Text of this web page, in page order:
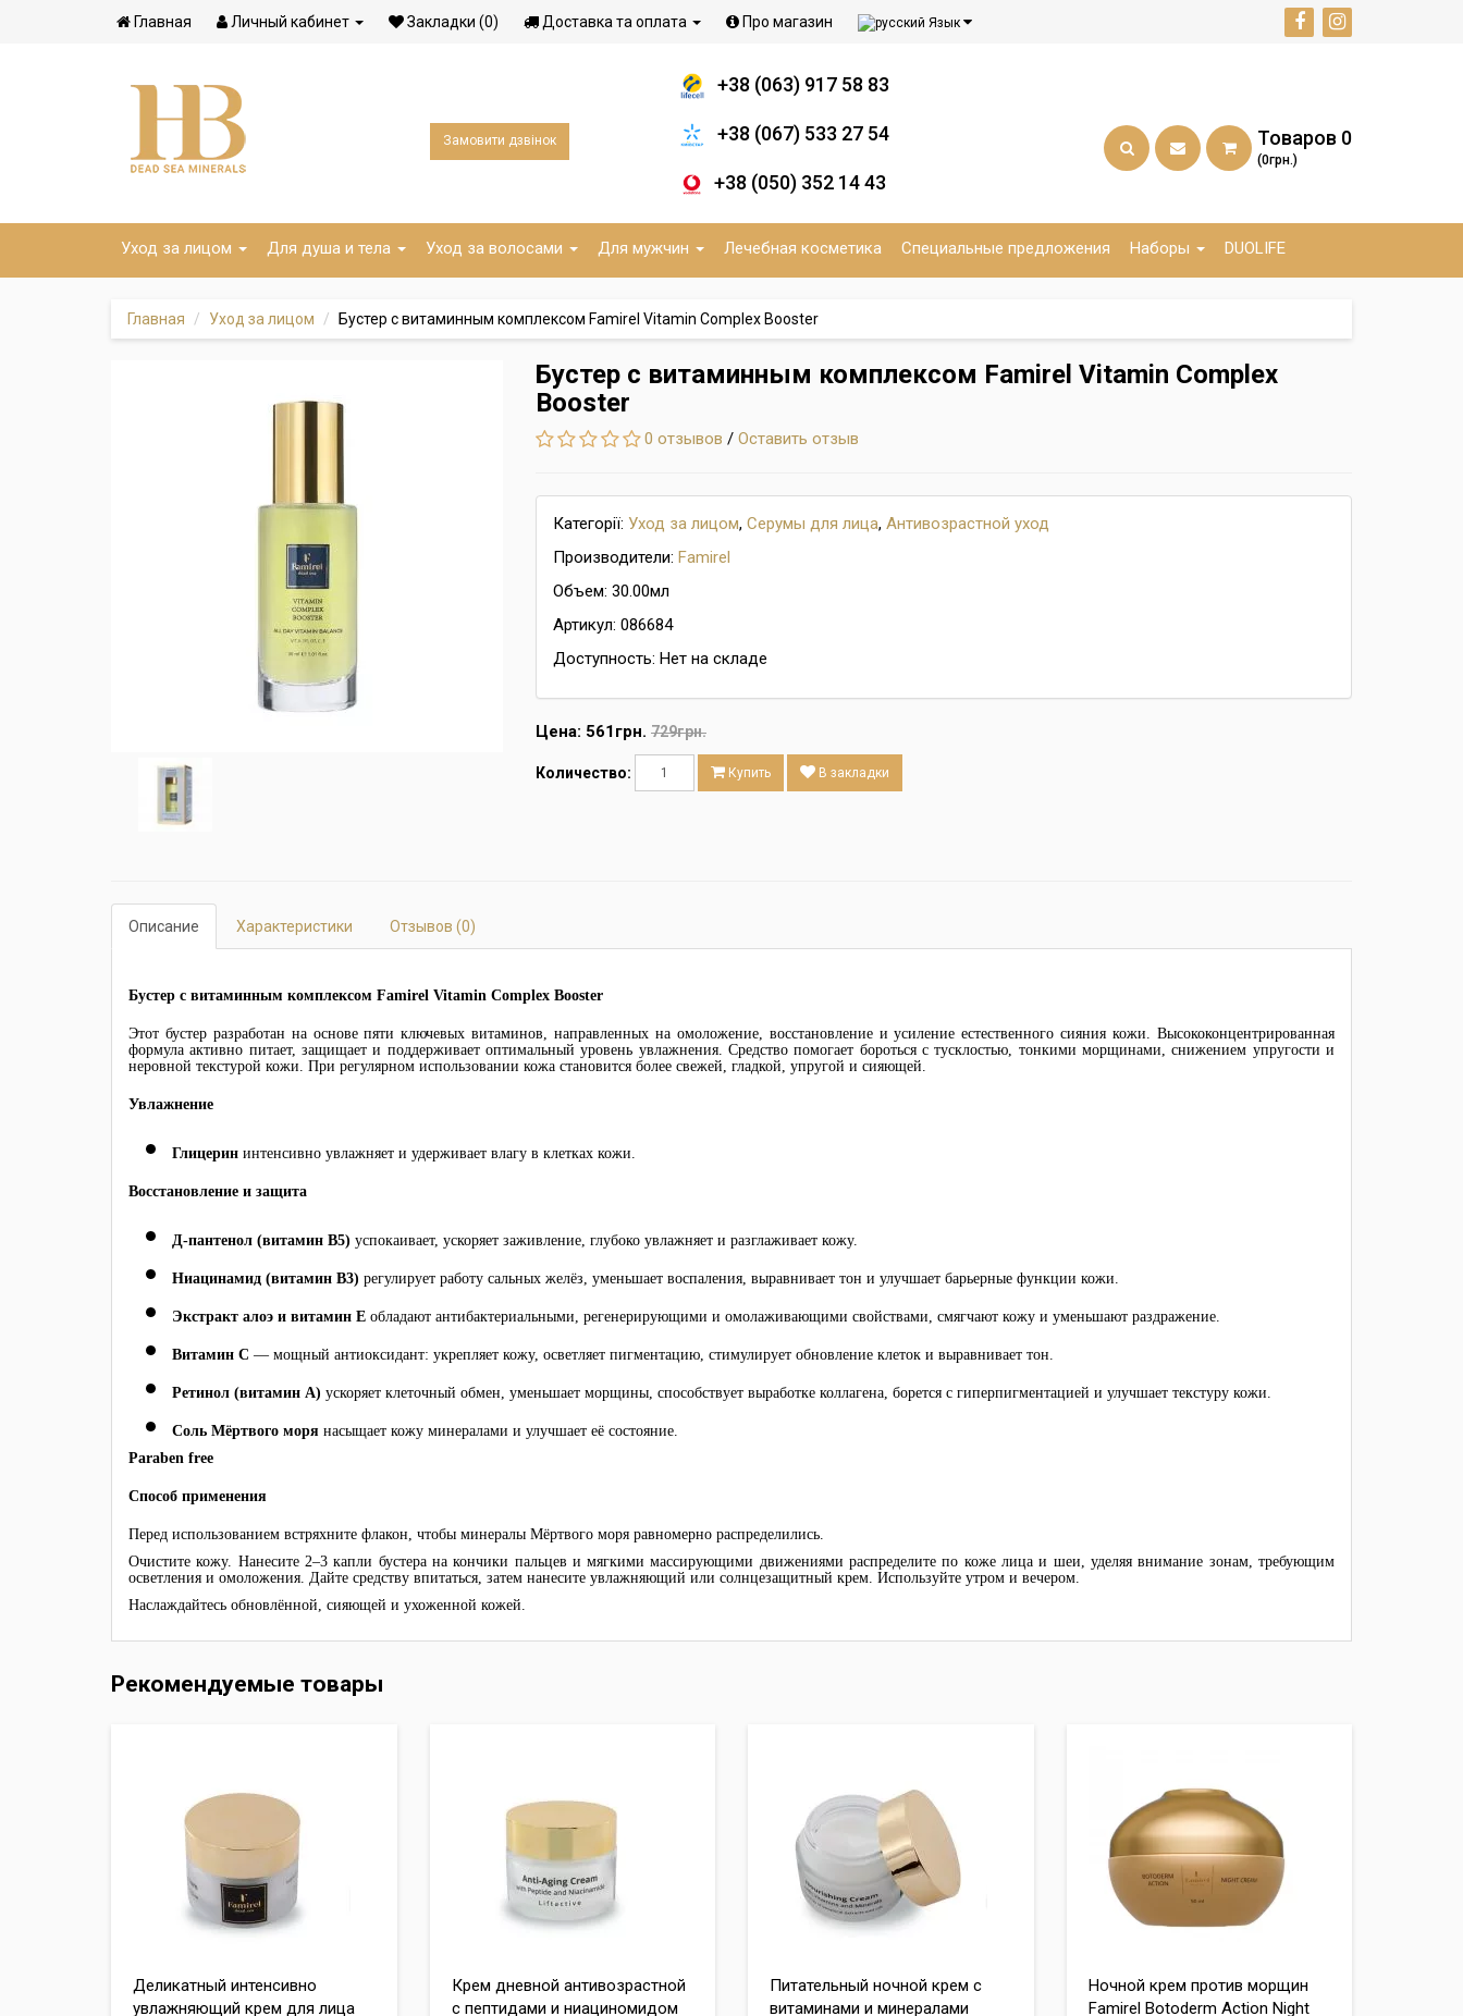
Главная Личный кабинет Закладки (0) Доставка та оплата Про магазин Язык
Замовити дзвінок
+38 (063) 917 58 83
+38 (067) 533 27 54
+38 (050) 352 14 43
Товаров 0
(0грн.)
Уход за лицом Для душа и тела Уход за волосами Для мужчин Лечебная косметика Специальные предложения Наборы DUOLIFE
Главная Уход за лицом Бустер с витаминным комплексом Famirel Vitamin Complex Booster
Бустер с витаминным комплексом Famirel Vitamin Complex
Booster
0 отзывов / Оставить отзыв
Категорії: Уход за лицом, Серумы для лица, Антивозрастной уход
Производители: Famirel
Объем: 30.00мл
Артикул: 086684
Доступность: Нет на складе
Цена: 561грн. 729грн.
Количество: Купить В закладки
Описание Характеристики Отзывов (0)
Бустер с витаминным комплексом Famirel Vitamin Complex Booster
Этот бустер разработан на основе пяти ключевых витаминов, направленных на омоложение, восстановление и усиление естественного сияния кожи. Высококонцентрированная
формула активно питает, защищает и поддерживает оптимальный уровень увлажнения. Средство помогает бороться с тусклостью, тонкими морщинами, снижением упругости и
неровной текстурой кожи. При регулярном использовании кожа становится более свежей, гладкой, упругой и сияющей.
Увлажнение
Глицерин интенсивно увлажняет и удерживает влагу в клетках кожи.
Восстановление и защита
Д-пантенол (витамин В5) успокаивает, ускоряет заживление, глубоко увлажняет и разглаживает кожу.
Ниацинамид (витамин В3) регулирует работу сальных желёз, уменьшает воспаления, выравнивает тон и улучшает барьерные функции кожи.
Экстракт алоэ и витамин Е обладают антибактериальными, регенерирующими и омолаживающими свойствами, смягчают кожу и уменьшают раздражение.
Витамин С — мощный антиоксидант: укрепляет кожу, осветляет пигментацию, стимулирует обновление клеток и выравнивает тон.
Ретинол (витамин А) ускоряет клеточный обмен, уменьшает морщины, способствует выработке коллагена, борется с гиперпигментацией и улучшает текстуру кожи.
Соль Мёртвого моря насыщает кожу минералами и улучшает её состояние.
Paraben free
Способ применения
Перед использованием встряхните флакон, чтобы минералы Мёртвого моря равномерно распределились.
Очистите кожу. Нанесите 2–3 капли бустера на кончики пальцев и мягкими массирующими движениями распределите по коже лица и шеи, уделяя внимание зонам, требующим
осветления и омоложения. Дайте средству впитаться, затем нанесите увлажняющий или солнцезащитный крем. Используйте утром и вечером.
Наслаждайтесь обновлённой, сияющей и ухоженной кожей.
Рекомендуемые товары
Деликатный интенсивно
увлажняющий крем для лица
Крем дневной антивозрастной
с пептидами и ниациномидом
Питательный ночной крем с
витаминами и минералами
Ночной крем против морщин
Famirel Botoderm Action Night